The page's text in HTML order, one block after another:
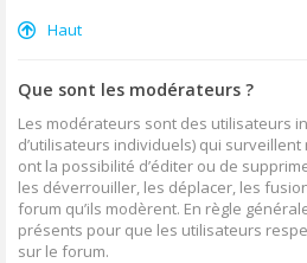
Haut
Que sont les modérateurs ?
Les modérateurs sont des utilisateurs
d’utilisateurs individuels) qui
ont la possibilité d’éditer ou de
les déverrouiller, les déplacer, les
forum qu’ils modèrent. En règle
présents pour que les utilisateurs
sur le forum.